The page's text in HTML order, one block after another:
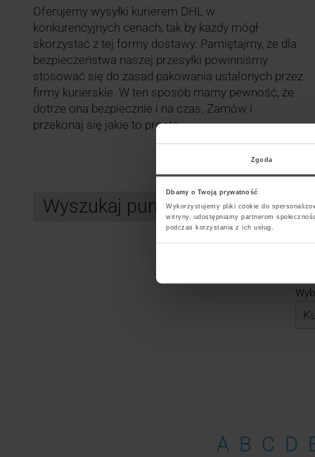
Zgoda
Dbamy o Twoją prywatność
Wykorzystujemy pliki cookie do
witryny, udostępniamy partnerom
podczas korzystania z ich usług.
Oferujemy wysyłki kurierem DHL w
konkurencyjnych cenach, tak by każdy mógł
skorzystać z tej formy dostawy. Pamiętajmy, że dla
bezpieczeństwa naszej przesyłki powinniśmy
stosować się do zasad pakowania ustalonych przez
firmy kurierskie. W ten sposób mamy pewność, że
dotrze ona bezpiecznie i na czas. Zamów i
przekonaj się jakie to proste.
Wyszukaj punkt kurierski DHL
A B C D